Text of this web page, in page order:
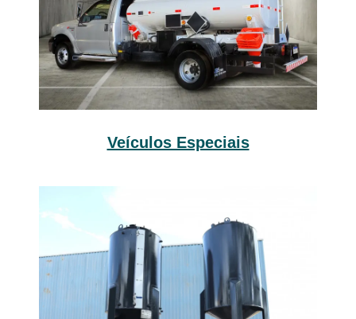
Veículos Especiais